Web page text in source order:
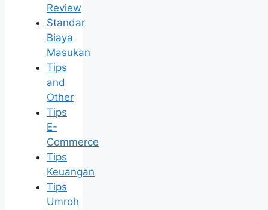
Review
Standar
Biaya
Masukan
Tips
and
Other
Tips
E-
Commerce
Tips
Keuangan
Tips
Umroh